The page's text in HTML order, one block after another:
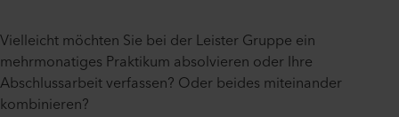
Vielleicht möchten Sie bei der Leister Gruppe ein
mehrmonatiges Praktikum absolvieren oder Ihre
Abschlussarbeit verfassen? Oder beides miteinander
kombinieren?